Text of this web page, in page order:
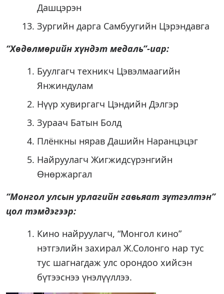
Дашцэрэн
Зургийн дарга Самбуугийн Цэрэндавга
“Хөдөлмөрийн хүндэт медаль”-иар:
Буулгагч техникч Цэвэлмаагийн
Янжиндулам
Нүүр хувиргагч Цэндийн Дэлгэр
Зураач Батын Болд
Плёнкны нярав Дашийн Наранцэцэг
Найруулагч Жигжидсүрэнгийн
Өнөржаргал
“Монгол улсын урлагийн гавьяат зүтгэлтэн”
цол тэмдэгээр:
Кино найруулагч, “Монгол кино”
нэтгэлийн захирал Ж.Солонго нар тус
тус шагнагдаж улс орондоо хийсэн
бүтээснээ үнэлүүллээ.